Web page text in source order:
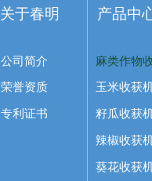
关于春明
公司简介
荣誉资质
专利证书
产品中
麻类作物
玉米收获
籽瓜收获
辣椒收获
葵花收获